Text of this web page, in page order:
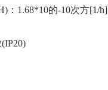
：1.68*10的-10次方[1/h]